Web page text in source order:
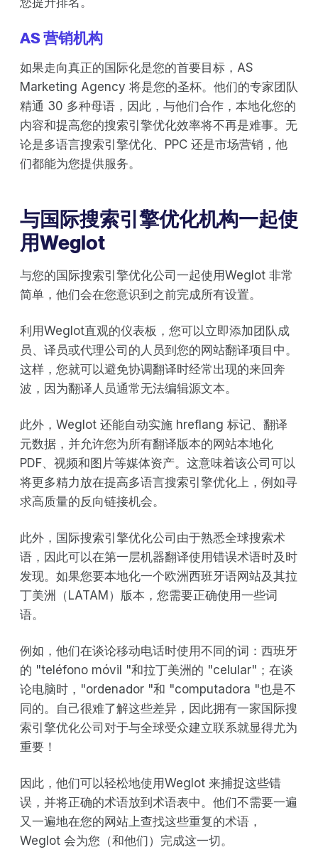
AS 营销机构
如果走向真正的国际化是您的首要目标，AS
Marketing Agency 将是您的圣杯。他们的专家团队
精通 30 多种母语，因此，与他们合作，本地化您的
内容和提高您的搜索引擎优化效率将不再是难事。无
论是多语言搜索引擎优化、PPC 还是市场营销，他
们都能为您提供服务。
与国际搜索引擎优化机构一起使
用Weglot
与您的国际搜索引擎优化公司一起使用Weglot 非常
简单，他们会在您意识到之前完成所有设置。
利用Weglot直观的仪表板，您可以立即添加团队成
员、译员或代理公司的人员到您的网站翻译项目中。
这样，您就可以避免协调翻译时经常出现的来回奔
波，因为翻译人员通常无法编辑源文本。
此外，Weglot 还能自动实施 hreflang 标记、翻译
元数据，并允许您为所有翻译版本的网站本地化
PDF、视频和图片等媒体资产。这意味着该公司可以
将更多精力放在提高多语言搜索引擎优化上，例如寻
求高质量的反向链接机会。
此外，国际搜索引擎优化公司由于熟悉全球搜索术
语，因此可以在第一层机器翻译使用错误术语时及时
发现。如果您要本地化一个欧洲西班牙语网站及其拉
丁美洲（LATAM）版本，您需要正确使用一些词
语。
例如，他们在谈论移动电话时使用不同的词：西班牙
的 "teléfono móvil "和拉丁美洲的 "celular"；在谈
论电脑时，"ordenador "和 "computadora "也是不
同的。自己很难了解这些差异，因此拥有一家国际搜
索引擎优化公司对于与全球受众建立联系就显得尤为
重要！
因此，他们可以轻松地使用Weglot 来捕捉这些错
误，并将正确的术语放到术语表中。他们不需要一遍
又一遍地在您的网站上查找这些重复的术语，
Weglot 会为您（和他们）完成这一切。